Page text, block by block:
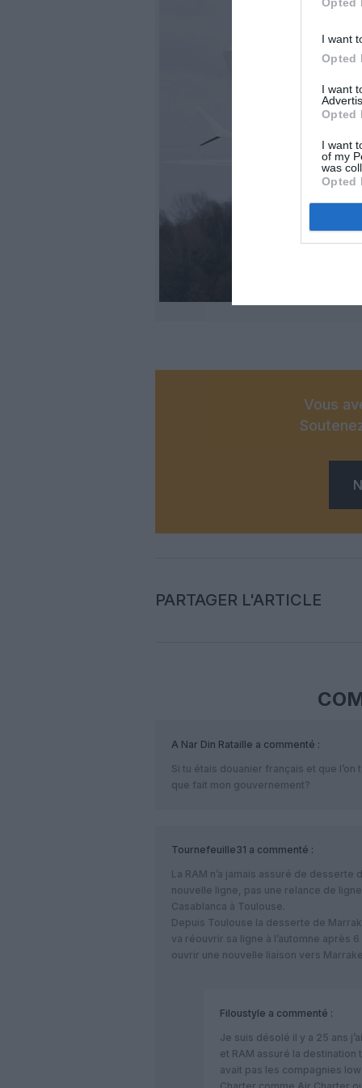
I want
Opted
I want
Opted
I want
of my
was
Opted
Vous
PARTAGER L'ARTICLE
A Nar Din Rataille a commenté :
Si tu étais douanier français et que l’on
que fait mon gouvernement?
Tournefeuille31 a commenté :
La RAM n’a jamais assuré de desserte
nouvelle ligne, pas une relance de
Casablanca à Toulouse.
Depuis Toulouse la desserte de
va réouvrir sa ligne à l’automne après
ouvrir une nouvelle liaison vers
Filoustyle a commenté :
Je suis désolé il y a 25 ans
et RAM assuré la destination
avait pas les compagnies